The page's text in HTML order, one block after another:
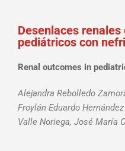
Desenlaces
pediátricos con
Renal outcomes in
Alejandra Rebolledo
Froylán Eduardo
Valle Noriega, José María